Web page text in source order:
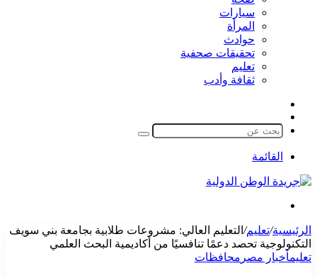
سيارات
المرأة
حوادث
تحقيقات صحفية
تعليم
ثقافة وأدب
المظلم
بحث
القائمة
الرئيسية/تعليم/ التعليم العالي: مشروعات طلابية بجامعة بني سويف
التكنولوجية تحصد دعمًا تنافسيًا من أكاديمية البحث العلمي
تعليمأخبار مصر محافظات